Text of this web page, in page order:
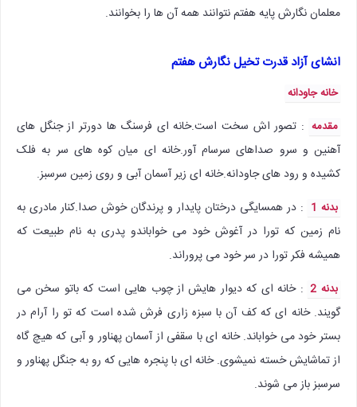
معلمان نگارش پایه هفتم نتوانند همه آن ها را بخوانند.
انشای آزاد قدرت تخیل نگارش هفتم
خانه جاودانه
مقدمه : تصور اش سخت است.خانه ای فرسنگ ها دورتر از جنگل های
آهنین و سرو صداهای سرسام آور.خانه ای میان کوه های سر به فلک
کشیده و رود های جاودانه.خانه ای زیر آسمان آبی و روی زمین سرسبز.
بدنه 1
: در همسایگی درختان پایدار و پرندگان خوش صدا.کنار مادری به
نام زمین که تورا در آغوش خود می خواباندو پدری به نام طبیعت که
همیشه فکر تورا در سر خود می پروراند.
بدنه 2
: خانه ای که دیوار هایش از چوب هایی است که باتو سخن می
گویند. خانه ای که کف آن با سبزه زاری فرش شده است که تو را آرام در
بستر خود می خواباند. خانه ای با سقفی از آسمان پهناور و آبی که هیچ گاه
از تماشایش خسته نمیشوی. خانه ای با پنجره هایی که رو به جنگل پهناور و
سرسبز باز می شوند.